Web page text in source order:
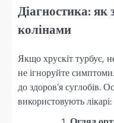
Діагностика: як
колінами
Якщо хрускіт турбує,
не ігноруйте
до здоров’я суглобів.
використовують лікарі: